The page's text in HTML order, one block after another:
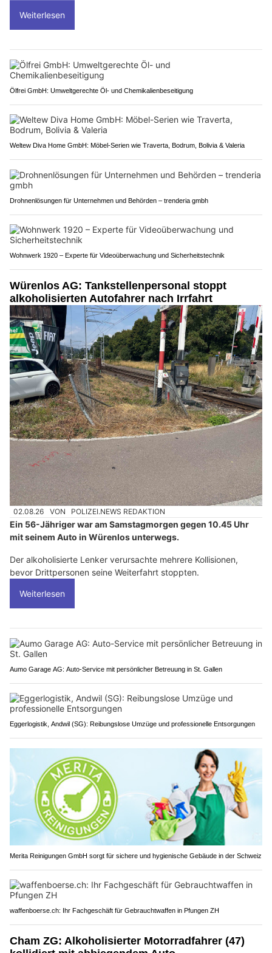
Weiterlesen
Ölfrei GmbH: Umweltgerechte Öl- und Chemikalienbeseitigung
Weltew Diva Home GmbH: Möbel-Serien wie Traverta, Bodrum, Bolivia & Valeria
Drohnenlösungen für Unternehmen und Behörden – trenderia gmbh
Wohnwerk 1920 – Experte für Videoüberwachung und Sicherheitstechnik
Würenlos AG: Tankstellenpersonal stoppt
alkoholisierten Autofahrer nach Irrfahrt
02.08.26 VON POLIZEI.NEWS REDAKTION
Ein 56-Jähriger war am Samstagmorgen gegen 10.45 Uhr
mit seinem Auto in Würenlos unterwegs.
Der alkoholisierte Lenker verursachte mehrere Kollisionen,
bevor Drittpersonen seine Weiterfahrt stoppten.
Weiterlesen
Aumo Garage AG: Auto-Service mit persönlicher Betreuung in St. Gallen
Eggerlogistik, Andwil (SG): Reibungslose Umzüge und professionelle Entsorgungen
Merita Reinigungen GmbH sorgt für sichere und hygienische Gebäude in der Schweiz
waffenboerse.ch: Ihr Fachgeschäft für Gebrauchtwaffen in Pfungen ZH
Cham ZG: Alkoholisierter Motorradfahrer (47)